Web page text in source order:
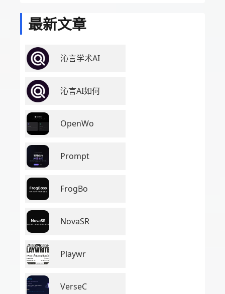
最新文章
沁言学术AI
沁言AI如何
OpenWo
Prompt
FrogBo
NovaSR
Playwr
VerseC